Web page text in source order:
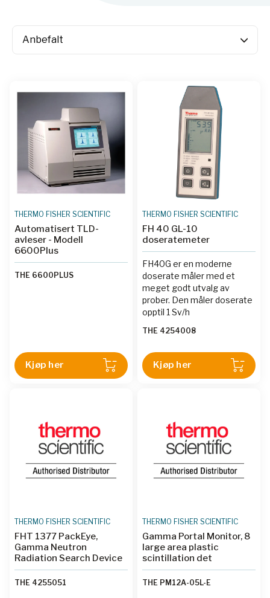
THERMO FISHER SCIENTIFIC
Automatisert TLD-
avleser - Modell
6600Plus
THE 6600PLUS
Kjøp her
THERMO FISHER SCIENTIFIC
FH 40 GL-10
doseratemeter
FH40G er en moderne
doserate måler med et
meget godt utvalg av
prober. Den måler doserate
opptil 1 Sv/h
THE 4254008
Kjøp her
THERMO FISHER SCIENTIFIC
FHT 1377 PackEye,
Gamma Neutron
Radiation Search Device
THE 4255051
THERMO FISHER SCIENTIFIC
Gamma Portal Monitor, 8
large area plastic
scintillation det
THE PM12A-05L-E